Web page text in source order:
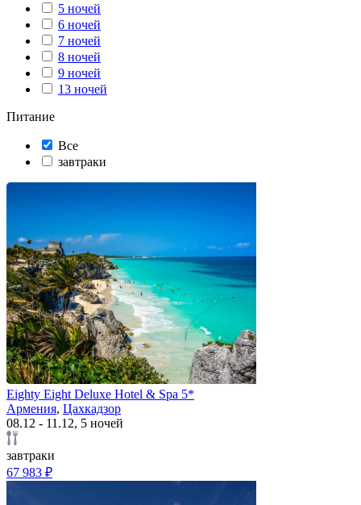
5 ночей
6 ночей
7 ночей
8 ночей
9 ночей
13 ночей
Питание
Все
завтраки
Eighty Eight Deluxe Hotel & Spa 5*
Армения, Цахкадзор
08.12 - 11.12, 5 ночей
завтраки
67 983 ₽